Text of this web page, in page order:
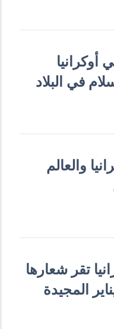
أوكرانيا
في البلاد
والعالم
تقر شعارها
المجيدة